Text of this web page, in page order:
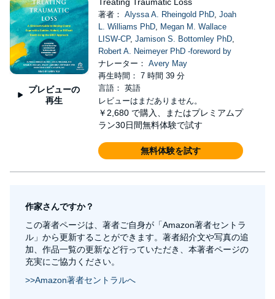
プレビューの
再生
著者： Alyssa A. Rheingold PhD, Joah
L. Williams PhD, Megan M. Wallace
LISW-CP, Jamison S. Bottomley PhD,
Robert A. Neimeyer PhD -foreword by
ナレーター： Avery May
再生時間： 7 時間 39 分
言語： 英語
レビューはまだありません。
￥2,680 で購入、またはプレミアムプ
ラン30日間無料体験で試す
無料体験を試す
作家さんですか？
この著者ページは、著者ご自身が「Amazon著者セントラ
ル」から更新することができます。著者紹介文や写真の追
加、作品一覧の更新など行っていただき、本著者ページの
充実にご協力ください。
>>Amazon著者セントラルへ